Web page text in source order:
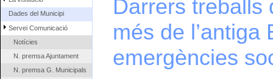
Dades del Municipi
Servei Comunicació
Notícies
N. premsa Ajuntament
N. premsa G. Municipals
Darrers treballs
més de
emergències